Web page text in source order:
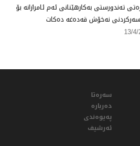
تەندورستی بەكارهێنانی ئەم ئامرازانە بۆ
نەخۆش قەدەغە دەكات
13/4/
سەرەتا
دەربارە
پەیوەندی
ئەرشیف